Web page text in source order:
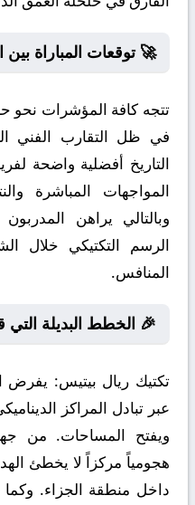
🚀 توقعات المباراة بين
تتجه كافة المؤشرات نحو
في ظل التقارب الفني
التاريخ أفضلية واضحة
المواجهات المباشرة
وبالتالي يراهن
الرسم التكتيكي خلال
المنافس.
🎉 الخطط البديلة التي
تكتيك ريال بيتيس: يفرض
عبر تبادل المراكز
ويفتح المساحات. من
هجومياً مركزاً لا يخطئ
داخل منطقة الجزاء.